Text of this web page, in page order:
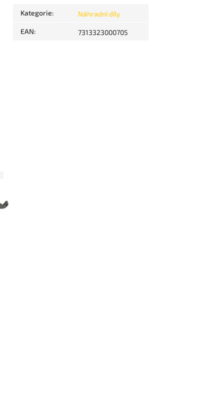
Kategorie: Náhradní díly
EAN: 7313323000705